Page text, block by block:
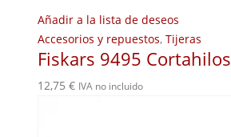
Añadir a la lista de deseos
Accesorios y repuestos, Tijeras
Fiskars 9495 Cortahilos
12,75 € IVA no incluido